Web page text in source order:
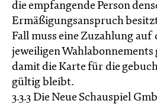
die empfangende Person
Ermäßigungsanspruch
Fall muss eine Zuzahlung auf
jeweiligen Wahlabonnements
damit die Karte für die
gültig bleibt.
3.3.3 Die Neue Schauspiel